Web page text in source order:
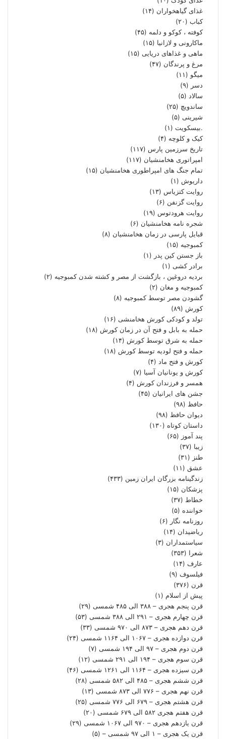
غذای گیاهخواران (۱۴)
کباب (۲۰)
کوفته ، کوکو و دلمه (۴۵)
ماکارونی و لازانیا (۱۵)
ماهی و غذاهای دریایی (۱۵)
مرغ و پرندگان (۴۷)
میگو (۱۱)
دسر (۹)
سالاد (۵)
ساندویچ (۲۵)
شیرینی (۵)
.بیسکویت (۱)
کیک و کلوچه (۴)
تاریخ سرزمین پارس (۱۱۷)
امپراتوری هخامنشیان (۱۱۷)
تمام جنگ های امپراطوری هخامنشیان (۱۵)
داریوش (۱)
روایت کتزیاس (۱۳)
روایت گزنفن (۶)
روایت هرودتوس (۱۹)
شجره نامه هخامنشیان (۶)
قبایل پارسی در زمان هخامنشیان (۸)
کمبوجیه (۱۵)
باز جستن کین پدر (۱)
برادر کشی (۱)
بردیه دروغین ، بازگشت از مصر و کشته شدن کمبوجیه (۲)
کمبوجیه و مغان (۲)
گشودن مصر توسط کمبوجیه (۸)
کورش (۸۹)
تولد و کودکی کورش هخامنشی (۱۶)
حمله به بابل و فتح آن در زمان کورش (۱۸)
حمله به شرق توسط کورش (۱۴)
حمله و فتح لودیه توسط کورش (۱۸)
کورش و فتح ماد (۴)
کورش و یونانیان آسیا (۷)
همسر و فرزندان کورش (۴)
جشن های ایرانیان (۴۵)
حافظ (۹۸)
دیوان حافظ (۹۸)
داستان کوتاه (۱۳۰)
پند آموز (۶۵)
زیبا (۳۷)
طنز (۳۱)
عشق (۱۱)
زندگینامه بزرگان ایران زمین (۴۳۳)
پزشکان (۱۵)
خطاط (۳۷)
خواننده (۵)
روزنامه نگار (۶)
ریاضیدان (۱۴)
سیاستمداران (۳)
شعرا (۳۵۳)
عارف (۱۴)
فیلسوف (۹)
قرن (۳۷۶)
پیش از اسلام (۱)
قرن پنجم هجری – ۳۸۸ الی ۴۸۵ شمسی
(۲۹)
قرن چهارم هجری – ۲۹۱ الی ۳۸۸ شمسی
(۵۳)
قرن دهم هجری – ۸۷۳ الی ۹۷۰ شمسی
(۳۳)
قرن دوازده هجری – ۱۰۶۷ الی ۱۱۶۴ شمسی
(۲۴)
قرن دوم هجری – ۹۷ الی ۱۹۴ شمسی
(۷)
قرن سوم هجری – ۱۹۴ الی ۲۹۱ شمسی
(۱۲)
قرن سیزده هجری – ۱۱۶۴ الی ۱۲۶۱ شمسی
(۴۶)
قرن ششم هجری – ۴۸۵ الی ۵۸۲ شمسی
(۲۸)
قرن نهم هجری – ۷۷۶ الی ۸۷۳ شمسی
(۱۳)
قرن هشتم هجری – ۶۷۹ الی ۷۷۶ شمسی
(۲۵)
قرن هفتم هجری ۵۸۲ الی ۶۷۹ شمسی
(۲۰)
قرن یازدهم هجری – ۹۷۰ الی ۱۰۶۷ شمسی
(۲۹)
قرن یک هجری – ۱ الی ۹۷ شمسی –
(۵)